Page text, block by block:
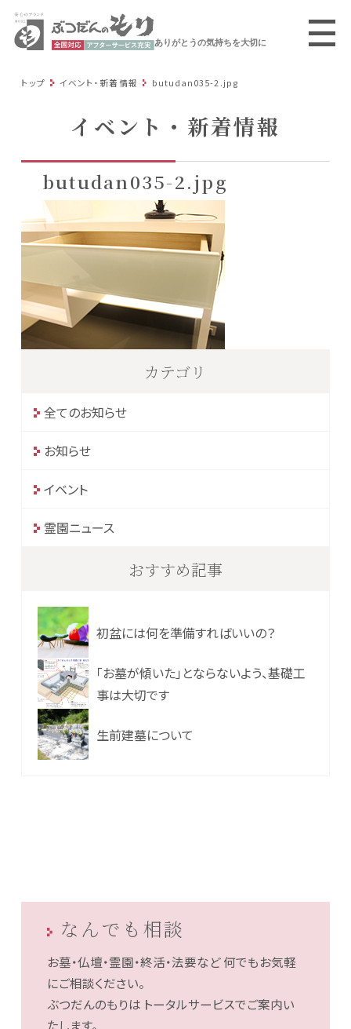
ありがとうの気持ちを大切に
トップ イベント・新着情報 butudan035-2.jpg
イベント・新着情報
butudan035-2.jpg
カテゴリ
全てのお知らせ
お知らせ
イベント
霊園ニュース
おすすめ記事
初盆には何を準備すればいいの？
「お墓が傾いた」とならないよう、基礎工
事は大切です
生前建墓について
なんでも相談
お墓・仏壇・霊園・終活・法要など何でもお気軽
にご相談ください。
ぶつだんのもりは トータルサービスでご案内い
たします。